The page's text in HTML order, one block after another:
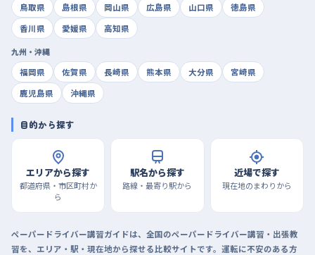
鳥取県
島根県 岡山県 広島県 山口県
徳島県
香川県
愛媛県 高知県
九州・沖縄
福岡県
佐賀県 長崎県 熊本県 大分県
宮崎県
鹿児島県
沖縄県
目的から探す
エリアから探す
都道府県・市区町村か
ら
駅名から探す
路線・最寄り駅から
近場で探す
現在地のまわりから
ペーパードライバー講習ガイドは、全国のペーパードライバー講習・出張教
習を、エリア・駅・現在地から探せる比較サイトです。運転に不安のある方